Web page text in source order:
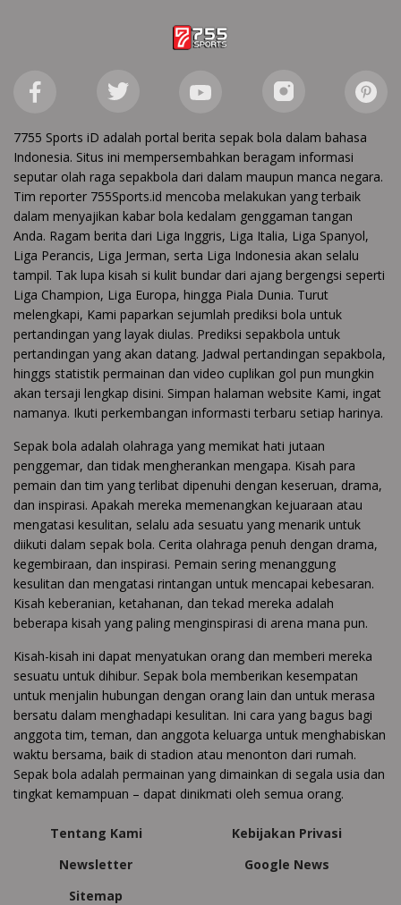
7755 Sports iD adalah portal berita sepak bola dalam bahasa
Indonesia. Situs ini mempersembahkan beragam informasi
seputar olah raga sepakbola dari dalam maupun manca negara.
Tim reporter 755Sports.id mencoba melakukan yang terbaik
dalam menyajikan kabar bola kedalam genggaman tangan
Anda. Ragam berita dari Liga Inggris, Liga Italia, Liga Spanyol,
Liga Perancis, Liga Jerman, serta Liga Indonesia akan selalu
tampil. Tak lupa kisah si kulit bundar dari ajang bergengsi seperti
Liga Champion, Liga Europa, hingga Piala Dunia. Turut
melengkapi, Kami paparkan sejumlah prediksi bola untuk
pertandingan yang layak diulas. Prediksi sepakbola untuk
pertandingan yang akan datang. Jadwal pertandingan sepakbola,
hinggs statistik permainan dan video cuplikan gol pun mungkin
akan tersaji lengkap disini. Simpan halaman website Kami, ingat
namanya. Ikuti perkembangan informasti terbaru setiap harinya.
Sepak bola adalah olahraga yang memikat hati jutaan
penggemar, dan tidak mengherankan mengapa. Kisah para
pemain dan tim yang terlibat dipenuhi dengan keseruan, drama,
dan inspirasi. Apakah mereka memenangkan kejuaraan atau
mengatasi kesulitan, selalu ada sesuatu yang menarik untuk
diikuti dalam sepak bola. Cerita olahraga penuh dengan drama,
kegembiraan, dan inspirasi. Pemain sering menanggung
kesulitan dan mengatasi rintangan untuk mencapai kebesaran.
Kisah keberanian, ketahanan, dan tekad mereka adalah
beberapa kisah yang paling menginspirasi di arena mana pun.
Kisah-kisah ini dapat menyatukan orang dan memberi mereka
sesuatu untuk dihibur. Sepak bola memberikan kesempatan
untuk menjalin hubungan dengan orang lain dan untuk merasa
bersatu dalam menghadapi kesulitan. Ini cara yang bagus bagi
anggota tim, teman, dan anggota keluarga untuk menghabiskan
waktu bersama, baik di stadion atau menonton dari rumah.
Sepak bola adalah permainan yang dimainkan di segala usia dan
tingkat kemampuan – dapat dinikmati oleh semua orang.
Tentang Kami
Kebijakan Privasi
Newsletter
Google News
Sitemap